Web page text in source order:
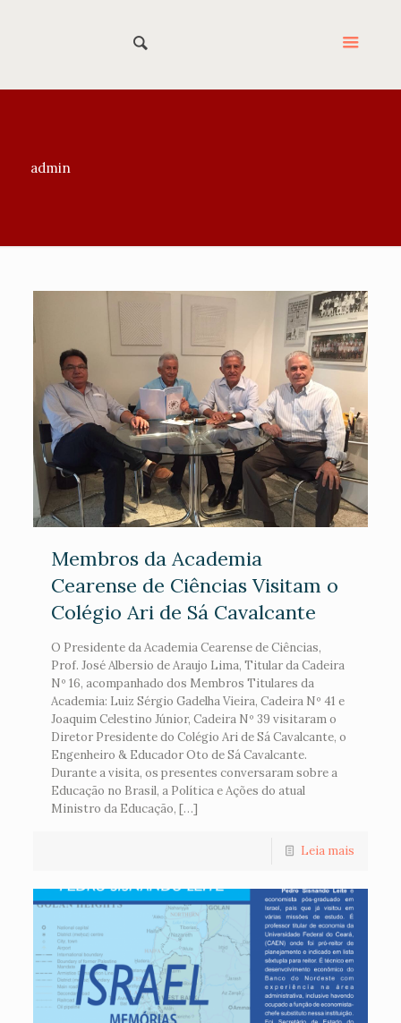
admin
Membros da Academia
Cearense de Ciências Visitam o
Colégio Ari de Sá Cavalcante
O Presidente da Academia Cearense de Ciências,
Prof. José Albersio de Araujo Lima, Titular da Cadeira
Nº 16, acompanhado dos Membros Titulares da
Academia: Luiz Sérgio Gadelha Vieira, Cadeira Nº 41 e
Joaquim Celestino Júnior, Cadeira Nº 39 visitaram o
Diretor Presidente do Colégio Ari de Sá Cavalcante, o
Engenheiro & Educador Oto de Sá Cavalcante.
Durante a visita, os presentes conversaram sobre a
Educação no Brasil, a Política e Ações do atual
Ministro da Educação, […]
Leia mais